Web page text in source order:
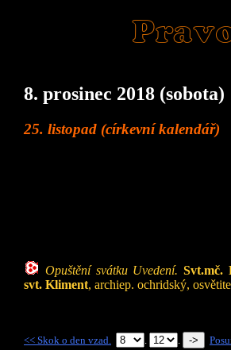
8. prosinec 2018 (sobota)
25. listopad (církevní kalendář)
Opuštění svátku Uvedení. Svt.mč.
svt. Kliment, archiep. ochridský,
<< Skok o den vzad. . .